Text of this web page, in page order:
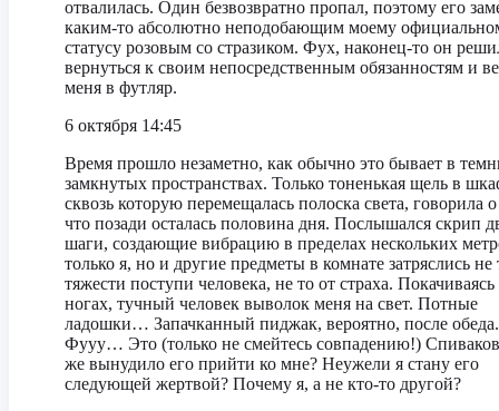
отвалилась. Один безвозвратно пропал, поэтому его
каким-то абсолютно неподобающим моему
статусу розовым со стразиком. Фух, наконец-то он
вернуться к своим непосредственным обязанностям и
меня в футляр.
6 октября 14:45
Время прошло незаметно, как обычно это бывает в
замкнутых пространствах. Только тоненькая щель в
сквозь которую перемещалась полоска света, говорила
что позади осталась половина дня. Послышался скрип
шаги, создающие вибрацию в пределах нескольких
только я, но и другие предметы в комнате затряслись не
тяжести поступи человека, не то от страха. Покачиваясь
ногах, тучный человек выволок меня на свет. Потные
ладошки… Запачканный пиджак, вероятно, после обеда.
Фууу… Это (только не смейтесь совпадению!)
же вынудило его прийти ко мне? Неужели я стану его
следующей жертвой? Почему я, а не кто-то другой?